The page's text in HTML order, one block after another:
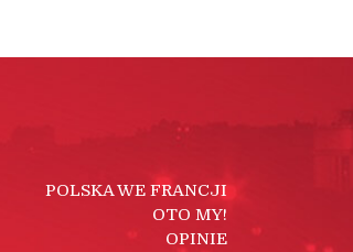
POLSKA WE FRANCJI
OTO MY!
OPINIE